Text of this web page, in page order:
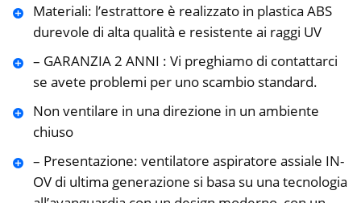
Materiali: l’estrattore è realizzato in plastica ABS
durevole di alta qualità e resistente ai raggi UV
– GARANZIA 2 ANNI : Vi preghiamo di contattarci
se avete problemi per uno scambio standard.
Non ventilare in una direzione in un ambiente
chiuso
– Presentazione: ventilatore aspiratore assiale IN-
OV di ultima generazione si basa su una tecnologia